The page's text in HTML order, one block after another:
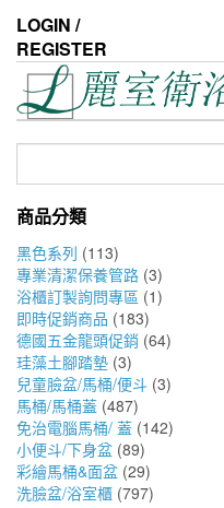
the
content
LOGIN /
REGISTER
鍵
商品分類
黑色系列 (113)
專業清潔保養管路 (3)
浴櫃訂製詢問專區 (1)
即時促銷商品 (183)
德國五金龍頭促銷 (64)
珪藻土腳踏墊 (3)
兒童臉盆/馬桶/便斗 (3)
馬桶/馬桶蓋 (487)
免治電腦馬桶/ 蓋 (142)
小便斗/下身盆 (89)
彩繪馬桶&面盆 (29)
洗臉盆/浴室櫃 (797)